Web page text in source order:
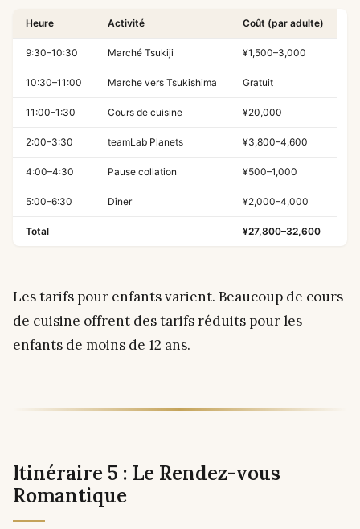
Heure Activité Coût (par adulte)
9:30–10:30 Marché Tsukiji ¥1,500–3,000
10:30–11:00 Marche vers Tsukishima Gratuit
11:00–1:30 Cours de cuisine ¥20,000
2:00–3:30 teamLab Planets ¥3,800–4,600
4:00–4:30 Pause collation ¥500–1,000
5:00–6:30 Dîner ¥2,000–4,000
Total ¥27,800–32,600
Les tarifs pour enfants varient. Beaucoup de cours
de cuisine offrent des tarifs réduits pour les
enfants de moins de 12 ans.
Itinéraire 5 : Le Rendez-vous
Romantique